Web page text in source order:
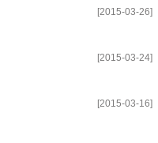
[2015-03-26]
[2015-03-24]
[2015-03-16]